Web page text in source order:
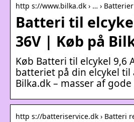
http s://www.bilka.dk › … ›
Batteri til
36V | Køb på
Køb Batteri til elcykel 9,6
batteriet på din elcykel til
Bilka.dk – masser af
http s://batteriservice.dk › Batteri